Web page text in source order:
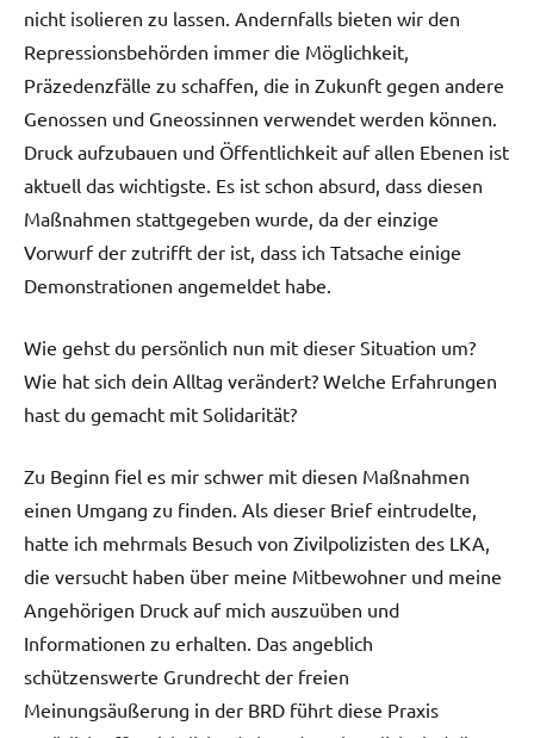
nicht isolieren zu lassen. Andernfalls bieten wir den
Repressionsbehörden immer die Möglichkeit,
Präzedenzfälle zu schaffen, die in Zukunft gegen andere
Genossen und Gneossinnen verwendet werden können.
Druck aufzubauen und Öffentlichkeit auf allen Ebenen ist
aktuell das wichtigste. Es ist schon absurd, dass diesen
Maßnahmen stattgegeben wurde, da der einzige
Vorwurf der zutrifft der ist, dass ich Tatsache einige
Demonstrationen angemeldet habe.
Wie gehst du persönlich nun mit dieser Situation um?
Wie hat sich dein Alltag verändert? Welche Erfahrungen
hast du gemacht mit Solidarität?
Zu Beginn fiel es mir schwer mit diesen Maßnahmen
einen Umgang zu finden. Als dieser Brief eintrudelte,
hatte ich mehrmals Besuch von Zivilpolizisten des LKA,
die versucht haben über meine Mitbewohner und meine
Angehörigen Druck auf mich auszuüben und
Informationen zu erhalten. Das angeblich
schützenswerte Grundrecht der freien
Meinungsäußerung in der BRD führt diese Praxis